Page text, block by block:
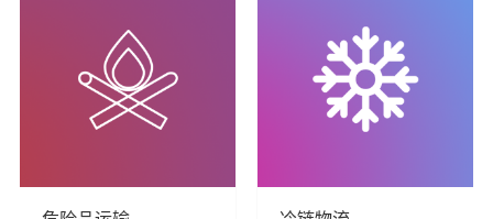
率先开通内地至到香港，澳门，台湾的物流往返运输业
务，简化了货物进出口操作流程，减少了货物在途时间，
提高了货物流通效率。公司秉承优质服务的核心价值观，
将一如既往地为更多的人和企业提供到更优质的
务。